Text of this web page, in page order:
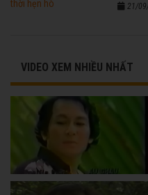
21/
VIDEO XEM NHIỀU NHẤT